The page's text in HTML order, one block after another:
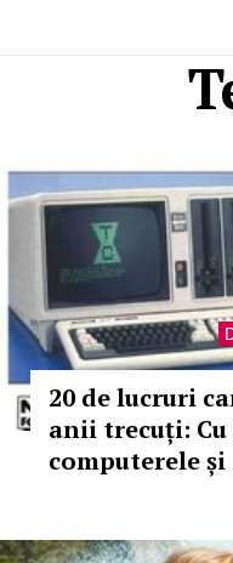
20 de lucruri
anii trecuți: Cu
computerele